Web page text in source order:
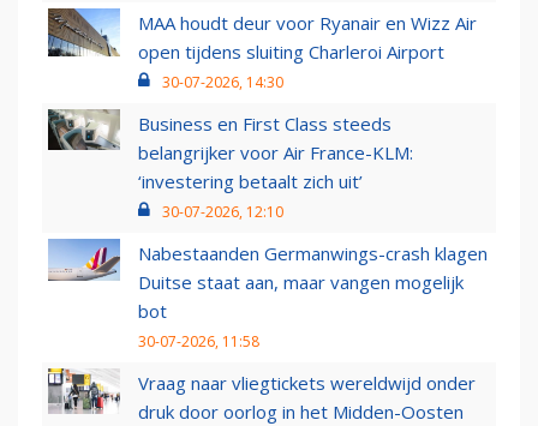
MAA houdt deur voor Ryanair en Wizz Air
open tijdens sluiting Charleroi Airport
30-07-2026, 14:30
Business en First Class steeds
belangrijker voor Air France-KLM:
‘investering betaalt zich uit’
30-07-2026, 12:10
Nabestaanden Germanwings-crash klagen
Duitse staat aan, maar vangen mogelijk
bot
30-07-2026, 11:58
Vraag naar vliegtickets wereldwijd onder
druk door oorlog in het Midden-Oosten